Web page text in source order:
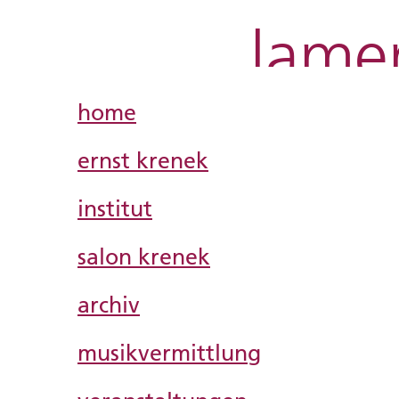
Main
navigation
home
ernst krenek
institut
salon krenek
archiv
musikvermittlung